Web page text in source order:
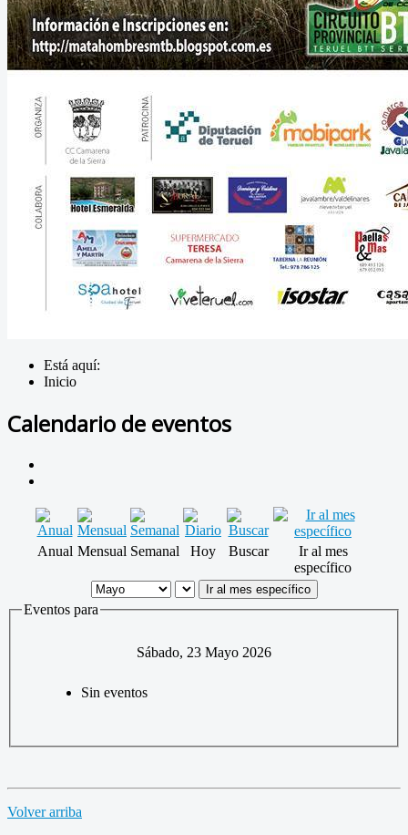
Está aquí:
Inicio
Calendario de eventos
Anual Mensual Semanal Hoy Buscar
Ir al mes
específico
Ir al mes específico
Eventos para
Sábado, 23 Mayo 2026
Sin eventos
Volver arriba